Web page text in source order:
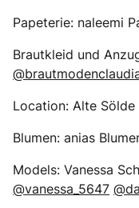
Papeterie: naleemi
Brautkleid und
Location: Alte Sölde
Blumen: anias
Models: Vanessa
@vanessa_5647